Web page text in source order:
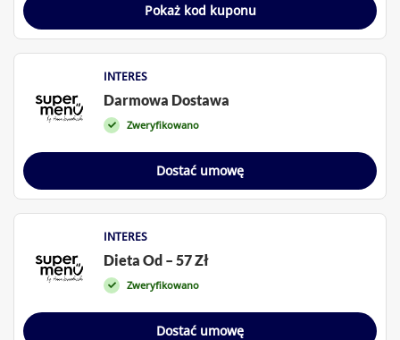
Pokaż kod kuponu
INTERES
Darmowa Dostawa
Zweryfikowano
Dostać umowę
INTERES
Dieta Od – 57 Zł
Zweryfikowano
Dostać umowę